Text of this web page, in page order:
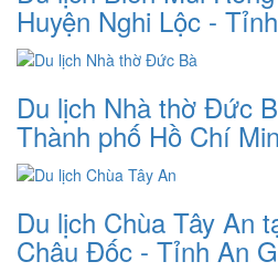
Huyện Nghi Lộc -
Du lịch Nhà thờ Đức
Thành phố Hồ Chí
Du lịch Chùa Tây An
Châu Đốc - Tỉnh An